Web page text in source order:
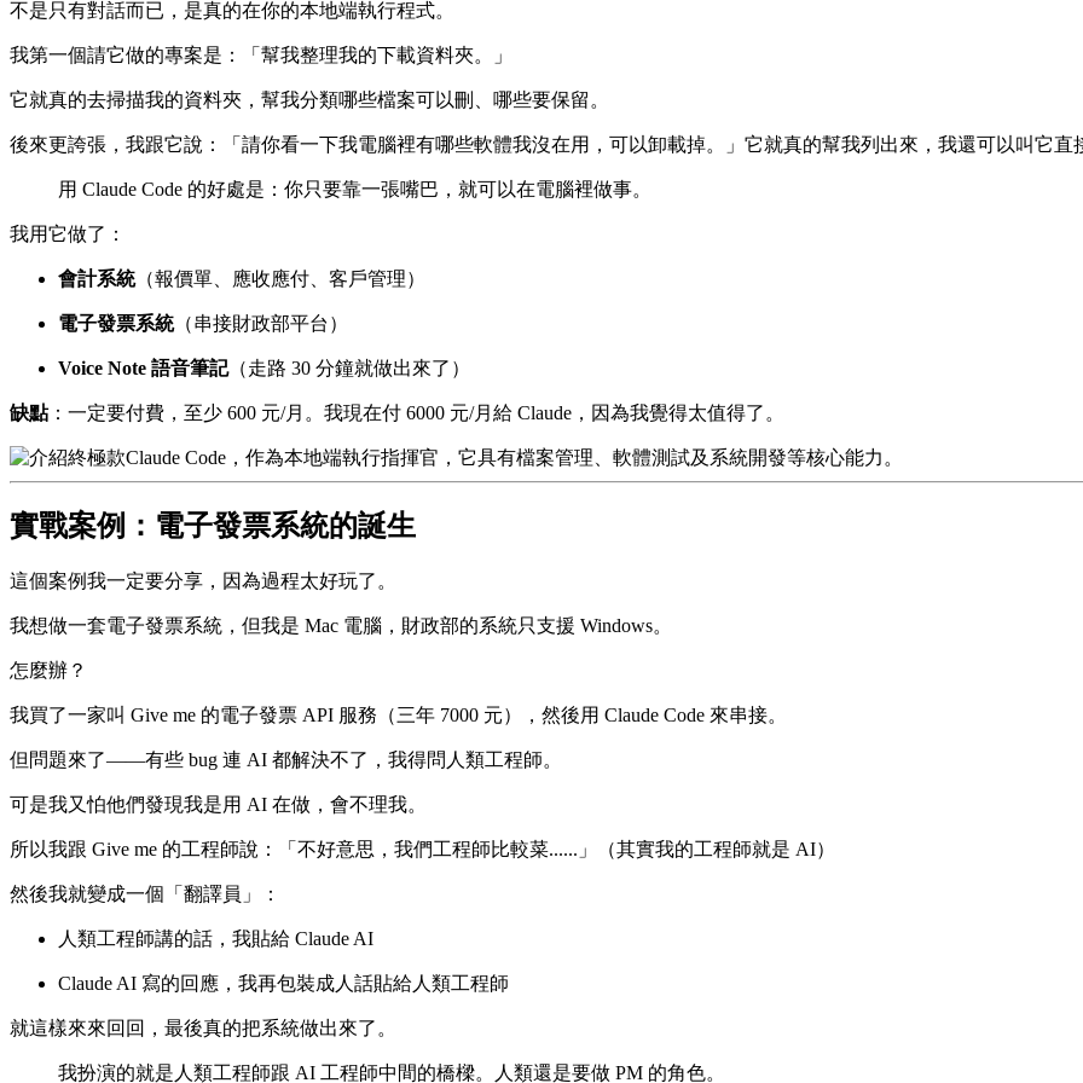
不是只有對話而已，是真的在你的本地端執行程式。
我第一個請它做的專案是：「幫我整理我的下載資料夾。」
它就真的去掃描我的資料夾，幫我分類哪些檔案可以刪、哪些要保留。
後來更誇張，我跟它說：「請你看一下我電腦裡有哪些軟體我沒在用，可以卸載掉。」它就真的幫我列出來，我還可以叫它直
用 Claude Code 的好處是：你只要靠一張嘴巴，就可以在電腦裡做事。
我用它做了：
會計系統（報價單、應收應付、客戶管理）
電子發票系統（串接財政部平台）
Voice Note 語音筆記（走路 30 分鐘就做出來了）
缺點：一定要付費，至少 600 元/月。我現在付 6000 元/月給 Claude，因為我覺得太值得了。
實戰案例：電子發票系統的誕生
這個案例我一定要分享，因為過程太好玩了。
我想做一套電子發票系統，但我是 Mac 電腦，財政部的系統只支援 Windows。
怎麼辦？
我買了一家叫 Give me 的電子發票 API 服務（三年 7000 元），然後用 Claude Code 來串接。
但問題來了——有些 bug 連 AI 都解決不了，我得問人類工程師。
可是我又怕他們發現我是用 AI 在做，會不理我。
所以我跟 Give me 的工程師說：「不好意思，我們工程師比較菜......」（其實我的工程師就是 AI）
然後我就變成一個「翻譯員」：
人類工程師講的話，我貼給 Claude AI
Claude AI 寫的回應，我再包裝成人話貼給人類工程師
就這樣來來回回，最後真的把系統做出來了。
我扮演的就是人類工程師跟 AI 工程師中間的橋樑。人類還是要做 PM 的角色。